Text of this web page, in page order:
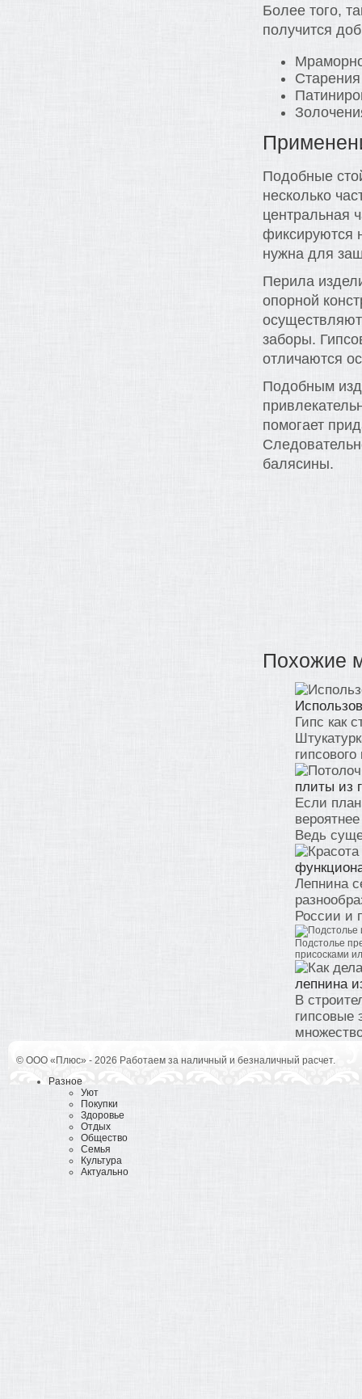
Более того,
получится
Старения
Подобные
несколько
центральная
фиксируются
нужна для
Перила
опорной
заборы.
отличаются
Подобным
помогает
балясины.
Похожие
Гипс как
плиты из
Если
Ведь
Лепнина
России и
Подстолье
присосками
лепнина
В
гипсовые
© ООО «Плюс» - 2026 Работаем за наличный и безналичный расчет.
Разное
Уют
Покупки
Здоровье
Отдых
Общество
Семья
Культура
Актуально